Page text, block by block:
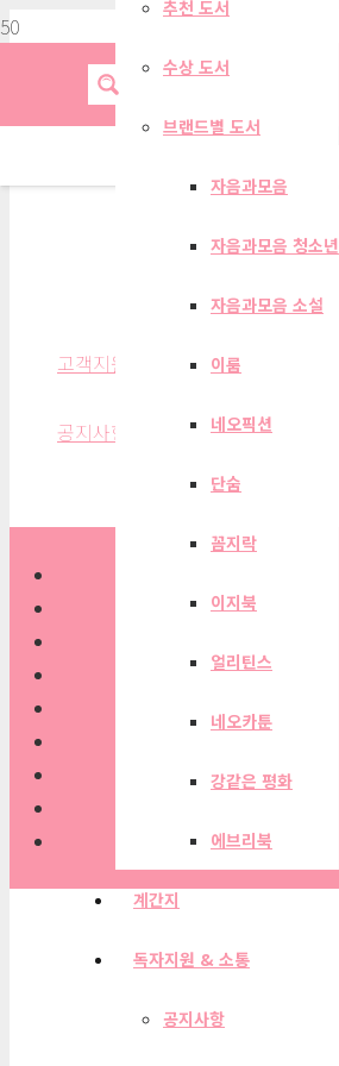
추천 도서
수상 도서
브랜드별 도서
자음과모음
자음과모음 청소년
자음과모음 소설
이룸
네오픽션
단숨
꼼지락
이지북
얼리틴스
네오카툰
강같은 평화
에브리북
계간지
독자지원 & 소통
공지사항
공지사항
고객지원
공지사항